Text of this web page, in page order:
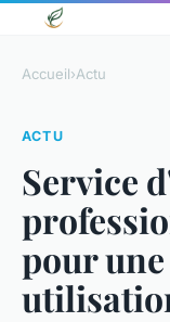
Accueil›Actu
ACTU
Service
pour